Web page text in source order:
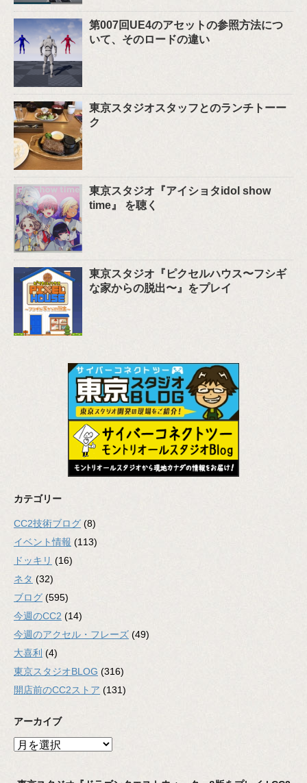
第007回UE4のアセットの参照方法につ
いて、そのロードの違い
東京スタジオスタッフとのランチトーー
ク
東京スタジオ『アイショタidol show
time』 を聴く
東京スタジオ『ピクセルハウス〜フシギ
な家からの脱出〜』をプレイ
カテゴリー
CC2技術ブログ (8)
イベント情報 (113)
ドッキリ (16)
ネタ (32)
ブログ (595)
今週のCC2 (14)
今週のアクセル・フレーズ (49)
大喜利 (4)
東京スタジオBLOG (316)
開店前のCC2ストア (131)
アーカイブ
ア